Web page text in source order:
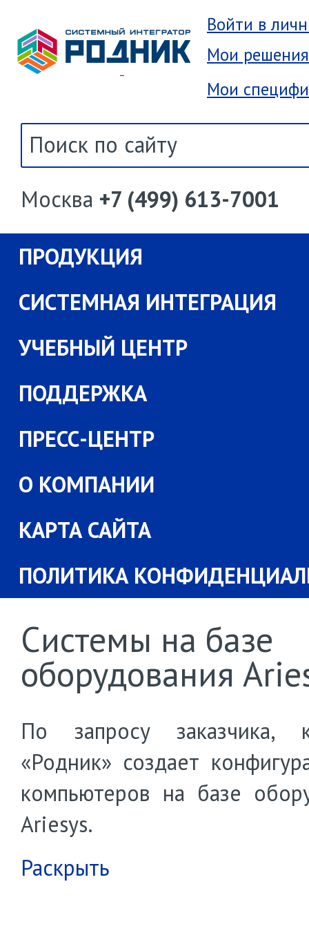
Войти в
Мои решения
Мои
Москва +7 (499) 613-7001
ПРОДУКЦИЯ
СИСТЕМНАЯ ИНТЕГРАЦИЯ
УЧЕБНЫЙ ЦЕНТР
ПОДДЕРЖКА
ПРЕСС-ЦЕНТР
О КОМПАНИИ
КАРТА САЙТА
ПОЛИТИКА
Системы на базе
оборудования
По запросу заказчика,
«Родник» создает
компьютеров на базе
Ariesys.
Раскрыть